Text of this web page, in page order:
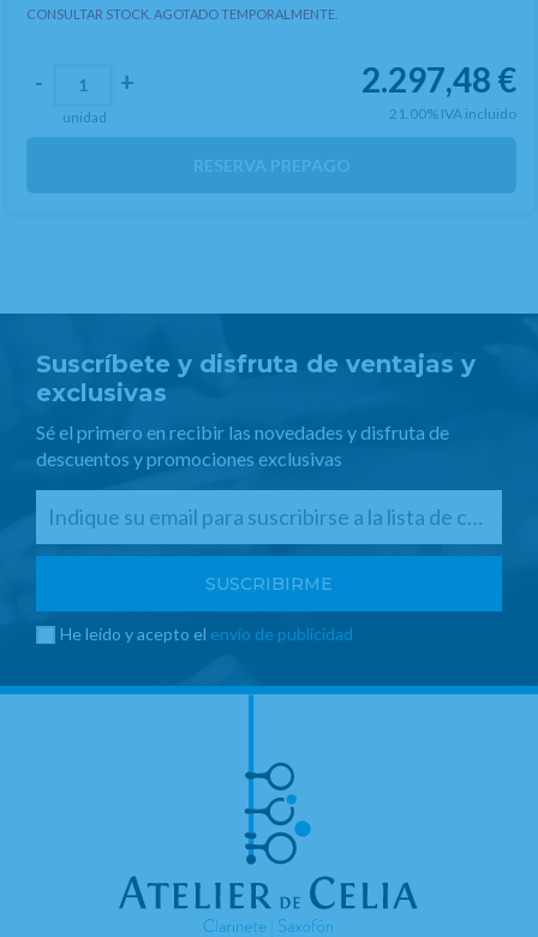
CONSULTAR STOCK. AGOTADO TEMPORALMENTE.
2.297,48 €
21.00% IVA incluido
- +
unidad
RESERVA PREPAGO
Suscríbete y disfruta de ventajas y
exclusivas
Sé el primero en recibir las novedades y disfruta de
descuentos y promociones exclusivas
He leído y acepto el envío de publicidad